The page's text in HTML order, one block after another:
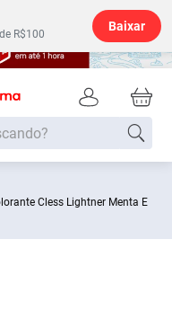
R$100
Baixar
Cless Lightner Menta E